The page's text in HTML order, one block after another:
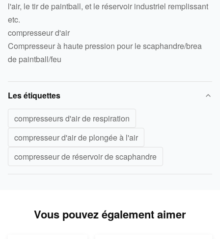
l'air, le tir de paintball, et le réservoir industriel remplissant
etc.
compresseur d'air
Compresseur à haute pression pour le scaphandre/brea
de paintball/feu
Les étiquettes
compresseurs d'air de respiration
compresseur d'air de plongée à l'air
compresseur de réservoir de scaphandre
Vous pouvez également aimer